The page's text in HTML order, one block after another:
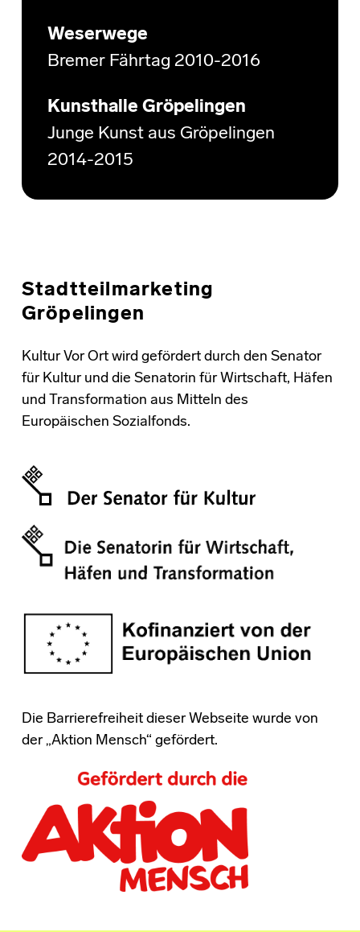
Weserwege
Bremer Fährtag 2010-2016
Kunsthalle Gröpelingen
Junge Kunst aus Gröpelingen
2014-2015
Stadtteilmarketing
Gröpelingen
Kultur Vor Ort wird gefördert durch den Senator
für Kultur und die Senatorin für Wirtschaft, Häfen
und Transformation aus Mitteln des
Europäischen Sozialfonds.
Die Barrierefreiheit dieser Webseite wurde von
der „Aktion Mensch“ gefördert.